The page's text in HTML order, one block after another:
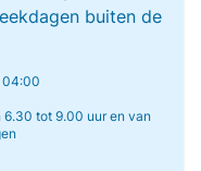
buiten de
04:00
6.30 tot 9.00 uur en van